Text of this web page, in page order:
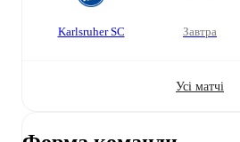
Karlsruher SC завтра
Усі матчі